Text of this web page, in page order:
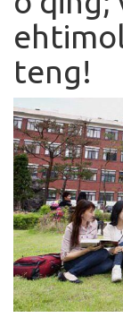
Yana
Qidirish
Kirish
teng!